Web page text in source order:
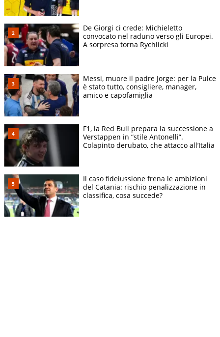
De Giorgi ci crede: Michieletto
convocato nel raduno verso gli Europei.
A sorpresa torna Rychlicki
Messi, muore il padre Jorge: per la Pulce
è stato tutto, consigliere, manager,
amico e capofamiglia
F1, la Red Bull prepara la successione a
Verstappen in “stile Antonelli”.
Colapinto derubato, che attacco all’Italia
Il caso fideiussione frena le ambizioni
del Catania: rischio penalizzazione in
classifica, cosa succede?